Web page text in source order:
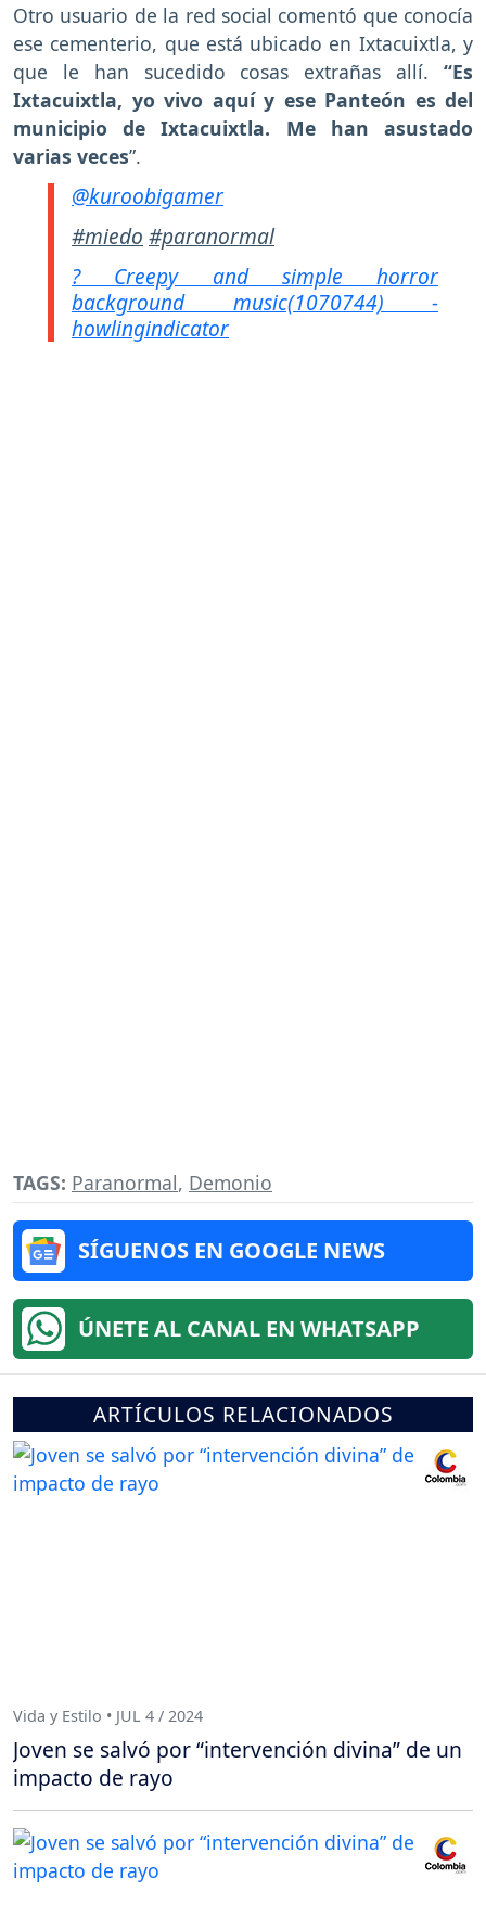
Otro usuario de la red social comentó que conocía
ese cementerio, que está ubicado en Ixtacuixtla, y
que le han sucedido cosas extrañas allí. “Es
Ixtacuixtla, yo vivo aquí y ese Panteón es del
municipio de Ixtacuixtla. Me han asustado
varias veces”.
@kuroobigamer
#miedo #paranormal
? Creepy and simple horror
background music(1070744) -
howlingindicator
TAGS: Paranormal, Demonio
SÍGUENOS EN GOOGLE NEWS
ÚNETE AL CANAL EN WHATSAPP
ARTÍCULOS RELACIONADOS
Vida y Estilo • JUL 4 / 2024
Joven se salvó por “intervención divina” de un
impacto de rayo